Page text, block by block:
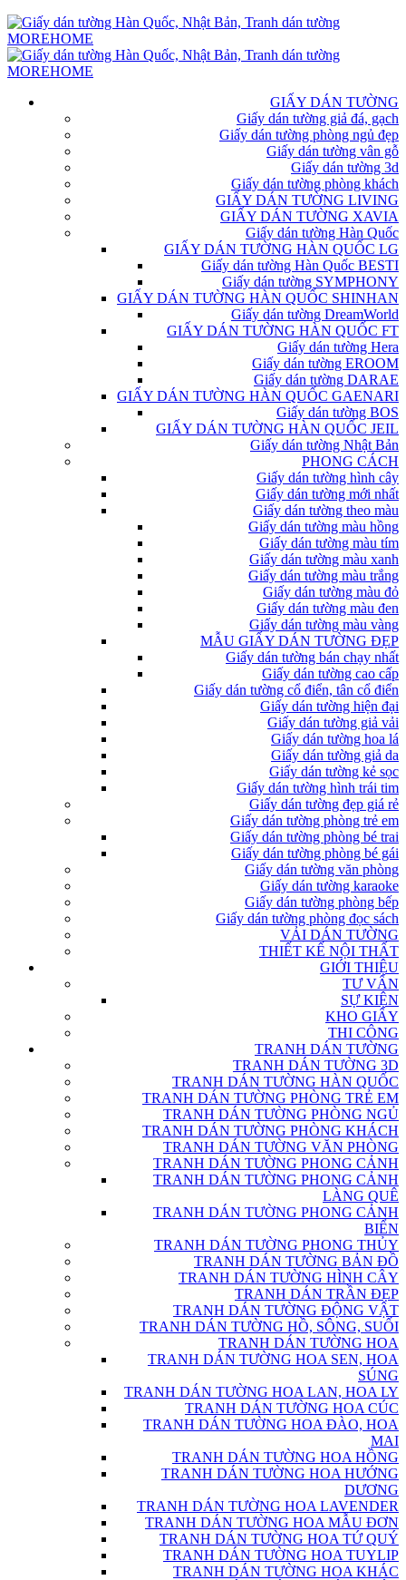
GIẤY DÁN TƯỜNG
Giấy dán tường giả đá, gạch
Giấy dán tường phòng ngủ đẹp
Giấy dán tường vân gỗ
Giấy dán tường 3d
Giấy dán tường phòng khách
GIẤY DÁN TƯỜNG LIVING
GIẤY DÁN TƯỜNG XAVIA
Giấy dán tường Hàn Quốc
GIẤY DÁN TƯỜNG HÀN QUỐC LG
Giấy dán tường Hàn Quốc BESTI
Giấy dán tường SYMPHONY
GIẤY DÁN TƯỜNG HÀN QUỐC SHINHAN
Giấy dán tường DreamWorld
GIẤY DÁN TƯỜNG HÀN QUỐC FT
Giấy dán tường Hera
Giấy dán tường EROOM
Giấy dán tường DARAE
GIẤY DÁN TƯỜNG HÀN QUỐC GAENARI
Giấy dán tường BOS
GIẤY DÁN TƯỜNG HÀN QUỐC JEIL
Giấy dán tường Nhật Bản
PHONG CÁCH
Giấy dán tường hình cây
Giấy dán tường mới nhất
Giấy dán tường theo màu
Giấy dán tường màu hồng
Giấy dán tường màu tím
Giấy dán tường màu xanh
Giấy dán tường màu trắng
Giấy dán tường màu đỏ
Giấy dán tường màu đen
Giấy dán tường màu vàng
MẪU GIẤY DÁN TƯỜNG ĐẸP
Giấy dán tường bán chạy nhất
Giấy dán tường cao cấp
Giấy dán tường cổ điển, tân cổ điển
Giấy dán tường hiện đại
Giấy dán tường giả vải
Giấy dán tường hoa lá
Giấy dán tường giả da
Giấy dán tường kẻ sọc
Giấy dán tường hình trái tim
Giấy dán tường đẹp giá rẻ
Giấy dán tường phòng trẻ em
Giấy dán tường phòng bé trai
Giấy dán tường phòng bé gái
Giấy dán tường văn phòng
Giấy dán tường karaoke
Giấy dán tường phòng bếp
Giấy dán tường phòng đọc sách
VẢI DÁN TƯỜNG
THIẾT KẾ NỘI THẤT
GIỚI THIỆU
TƯ VẤN
SỰ KIỆN
KHO GIẤY
THI CÔNG
TRANH DÁN TƯỜNG
TRANH DÁN TƯỜNG 3D
TRANH DÁN TƯỜNG HÀN QUỐC
TRANH DÁN TƯỜNG PHÒNG TRẺ EM
TRANH DÁN TƯỜNG PHÒNG NGỦ
TRANH DÁN TƯỜNG PHÒNG KHÁCH
TRANH DÁN TƯỜNG VĂN PHÒNG
TRANH DÁN TƯỜNG PHONG CẢNH
TRANH DÁN TƯỜNG PHONG CẢNH
LÀNG QUÊ
TRANH DÁN TƯỜNG PHONG CẢNH
BIỂN
TRANH DÁN TƯỜNG PHONG THỦY
TRANH DÁN TƯỜNG BẢN ĐỒ
TRANH DÁN TƯỜNG HÌNH CÂY
TRANH DÁN TRẦN ĐẸP
TRANH DÁN TƯỜNG ĐỘNG VẬT
TRANH DÁN TƯỜNG HỒ, SÔNG, SUỐI
TRANH DÁN TƯỜNG HOA
TRANH DÁN TƯỜNG HOA SEN, HOA
SÚNG
TRANH DÁN TƯỜNG HOA LAN, HOA LY
TRANH DÁN TƯỜNG HOA CÚC
TRANH DÁN TƯỜNG HOA ĐÀO, HOA
MAI
TRANH DÁN TƯỜNG HOA HỒNG
TRANH DÁN TƯỜNG HOA HƯỚNG
DƯƠNG
TRANH DÁN TƯỜNG HOA LAVENDER
TRANH DÁN TƯỜNG HOA MẪU ĐƠN
TRANH DÁN TƯỜNG HOA TỨ QUÝ
TRANH DÁN TƯỜNG HOA TUYLIP
TRANH DÁN TƯỜNG HOA KHÁC